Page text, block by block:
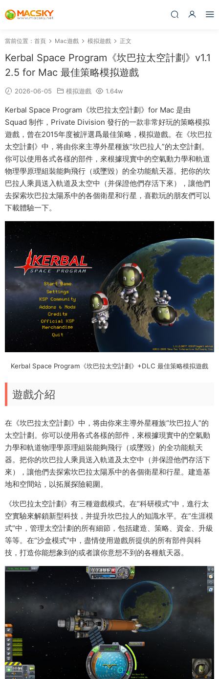
當前位置： 首頁 Mac遊戲 模拟遊戲 正文
Kerbal Space Program《坎巴拉太空計劃》v1.1
2.5 for Mac 最佳策略模拟遊戲
2026-06-05 模拟遊戲 1.64w
Kerbal Space Program《坎巴拉太空計劃》for Mac 是由
Squad 制作，Private Division 發行的一款非常好玩的策略模拟
遊戲，曾在2015年度被評選爲最佳策略，模拟遊戲。在《坎巴拉
太空計劃》中，将由你來主導外星種族“坎巴拉人”的太空計劃。
你可以使用各式各樣的部件，來根據現實中的空氣動力學和軌道
物理學原理組裝能夠飛行（或墜毀）的全功能航天器。把你的坎
巴拉人乘員送入軌道及太空中（并保證他們存活下來），讓他們
去探索坎巴拉太陽系中的各個衛星和行星，喜歡玩的朋友們可以
下載體驗一下。
Kerbal Space Program《坎巴拉太空計劃》+DLC 最佳策略模拟遊戲
遊戲介紹
在《坎巴拉太空計劃》中，将由你來主導外星種族“坎巴拉人”的
太空計劃。你可以使用各式各樣的部件，來根據現實中的空氣動
力學和軌道物理學原理組裝能夠飛行（或墜毀）的全功能航天
器。把你的坎巴拉人乘員送入軌道及太空中（并保證他們存活下
來），讓他們去探索坎巴拉太陽系中的各個衛星和行星。建造基
地和空間站，以拓展探險範圍。
《坎巴拉太空計劃》有三種遊戲模式。在“科研模式”中，進行太
空實驗來解鎖新型科技，并提升坎巴拉人的知識水平。在“生涯模
式”中，管理太空計劃的所有細節，包括建造、策略、資金、升級
等等。在“沙盒模式”中，盡情使用遊戲所提供的所有部件與科
技，打造你能想象到的或者讓你意想不到的各種航天器。